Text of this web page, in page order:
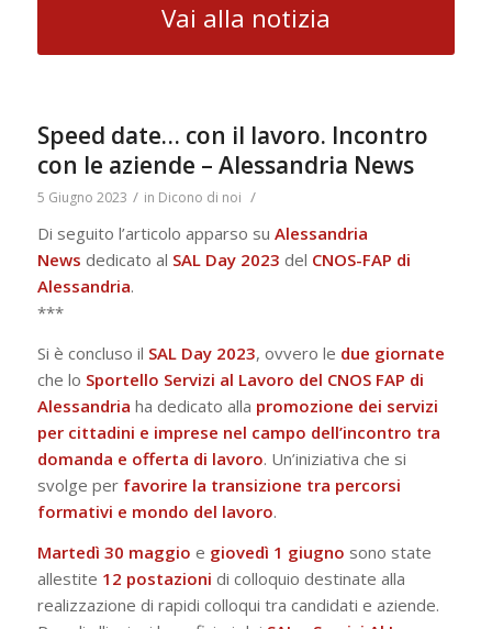
Vai alla notizia
Speed date… con il lavoro. Incontro
con le aziende – Alessandria News
5 Giugno 2023 / in Dicono di noi /
Di seguito l’articolo apparso su Alessandria
News dedicato al SAL Day 2023 del CNOS-FAP di
Alessandria.
***
Si è concluso il SAL Day 2023, ovvero le due giornate
che lo Sportello Servizi al Lavoro del CNOS FAP di
Alessandria ha dedicato alla promozione dei servizi
per cittadini e imprese nel campo dell’incontro tra
domanda e offerta di lavoro. Un’iniziativa che si
svolge per favorire la transizione tra percorsi
formativi e mondo del lavoro.
Martedì 30 maggio e giovedì 1 giugno sono state
allestite 12 postazioni di colloquio destinate alla
realizzazione di rapidi colloqui tra candidati e aziende.